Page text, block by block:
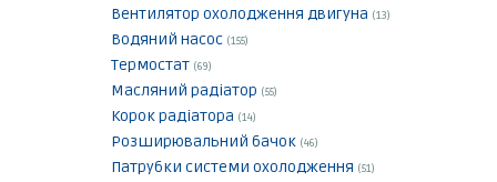
Вентилятор охолодження двигуна (13)
Водяний насос (155)
Термостат (69)
Масляний радіатор (55)
Корок радіатора (14)
Розширювальний бачок (46)
Патрубки системи охолодження (51)